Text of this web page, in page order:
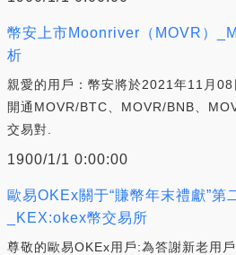
幣安上市Moonriver（MOVR）
析
親愛的用戶：幣安將於2021年11月
開通MOVR/BTC、MOVR/BNB、
交易對.
1900/1/1 0:00:00
歐易OKEx關于“賺幣年末禮獻”第
_KEX:okex幣交易所
尊敬的歐易OKEx用戶:為答謝新老用